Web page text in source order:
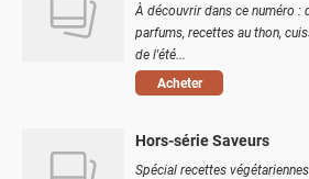
À découvrir dans ce numéro :
parfums, recettes au thon,
de l'été...
Acheter
Hors-série Saveurs
Spécial recettes